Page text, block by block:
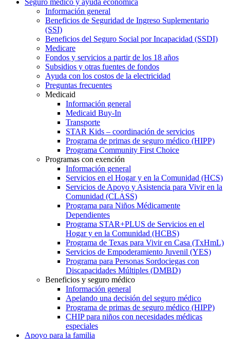
Información general
Beneficios de Seguridad de Ingreso Suplementario
(SSI)
Beneficios del Seguro Social por Incapacidad (SSDI)
Medicare
Fondos y servicios a partir de los 18 años
Subsidios y otras fuentes de fondos
Ayuda con los costos de la electricidad
Preguntas frecuentes
Medicaid
Información general
Medicaid Buy-In
Transporte
STAR Kids – coordinación de servicios
Programa de primas de seguro médico (HIPP)
Programa Community First Choice
Programas con exención
Información general
Servicios en el Hogar y en la Comunidad (HCS)
Servicios de Apoyo y Asistencia para Vivir en la
Comunidad (CLASS)
Programa para Niños Médicamente
Dependientes
Programa STAR+PLUS de Servicios en el
Hogar y en la Comunidad (HCBS)
Programa de Texas para Vivir en Casa (TxHmL)
Servicios de Empoderamiento Juvenil (YES)
Programa para Personas Sordociegas con
Discapacidades Múltiples (DMBD)
Beneficios y seguro médico
Información general
Apelando una decisión del seguro médico
Programa de primas de seguro médico (HIPP)
CHIP para niños con necesidades médicas
especiales
Apoyo para la familia